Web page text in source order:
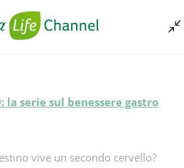
la serie sul benessere gastro
vive un secondo cervello?